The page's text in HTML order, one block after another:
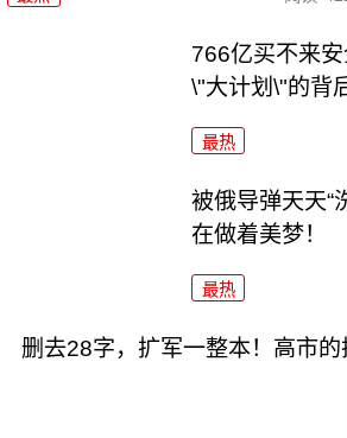
766亿买不来
\"大计划\"的背
最热
被俄导弹天天“
在做着美梦！
最热
删去28字，扩军一整本！高市